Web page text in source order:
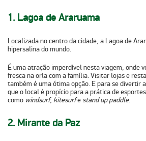
1. Lagoa de Araruama
Localizada no centro da cidade, a Lagoa de
hipersalina do mundo.
É uma atração imperdível nesta viagem, onde
fresca na orla com a família. Visitar lojas e
também é uma ótima opção. E para se divertir
que o local é propício para a prática de esportes
como windsurf, kitesurfe stand up paddle.
2. Mirante da Paz